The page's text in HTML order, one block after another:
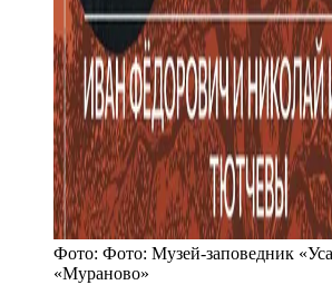
Фото: Фото: Музей-заповедник
«Мураново»